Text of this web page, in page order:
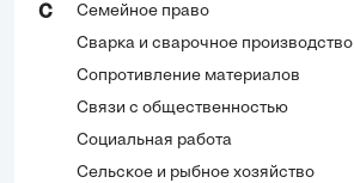
С
Семейное право
Сварка и сварочное производство
Сопротивление материалов
Связи с общественностью
Социальная работа
Сельское и рыбное хозяйство